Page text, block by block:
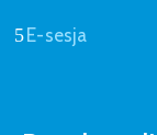
E-sesja